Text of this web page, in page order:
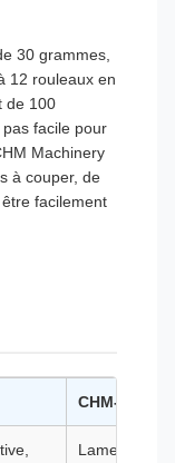
30 grammes,
12 rouleaux en
de 100
facile pour
Machinery
à couper, de
facilement
CHM-1700
Lame